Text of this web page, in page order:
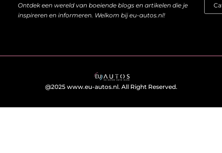
Ontdek een wereld van boeiende blogs en artikelen die je
inspireren en informeren. Welkom bij eu-autos.nl!
@2025 www.eu-autos.nl. All Right Reserved.